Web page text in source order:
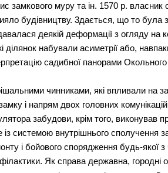
замкового муру та iн. 1570 р.
будiвництву. 3дається, що то
деякiй деформацiї з огляду на
дiлянок набували асиметрiї або,
садибної панорами Oкольного
чинниками, якi впливали на
i напрям двох головних
забудови, крiм того, виконував
із системою внутрiшнього сполучення
i бойового спорядження будь-якої
Як справа державна, городнi